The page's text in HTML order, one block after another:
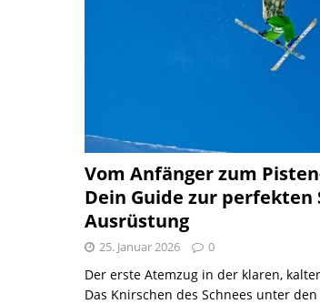
Vom Anfänger zum
Dein Guide zur perfekten
Ausrüstung
25. Januar 2026 0
Der erste Atemzug in der klaren,
Das Knirschen des Schnees unter